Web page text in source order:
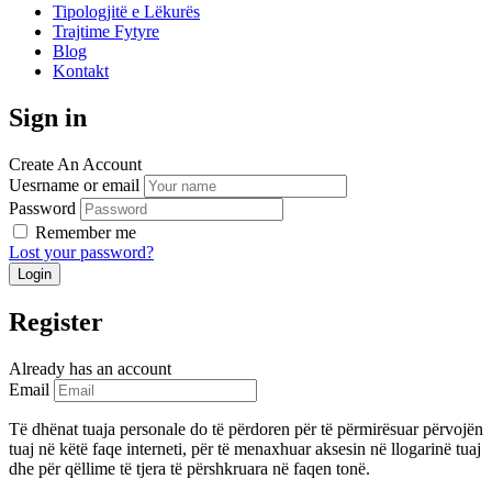
Tipologjitë e Lëkurës
Trajtime Fytyre
Blog
Kontakt
Sign in
Create An Account
Uesrname or email
Password
Remember me
Lost your password?
Register
Already has an account
Email
Të dhënat tuaja personale do të përdoren për të përmirësuar përvojën
tuaj në këtë faqe interneti, për të menaxhuar aksesin në llogarinë tuaj
dhe për qëllime të tjera të përshkruara në faqen tonë.